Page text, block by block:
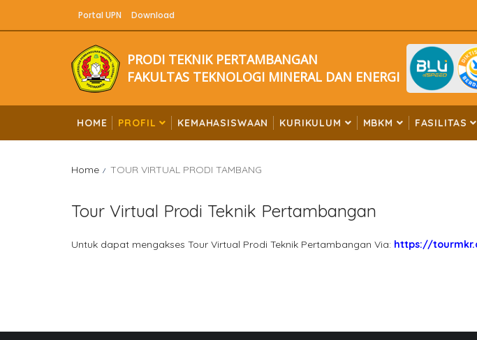
Portal UPN Download
PRODI TEKNIK PERTAMBANGAN
FAKULTAS TEKNOLOGI MINERAL DAN ENERGI
HOME PROFIL KEMAHASISWAAN KURIKULUM MBKM FASILITAS
Home TOUR VIRTUAL PRODI TAMBANG
Tour Virtual Prodi Teknik Pertambangan
Untuk dapat mengakses Tour Virtual Prodi Teknik Pertambangan Via: https://